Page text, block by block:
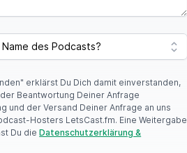
erklärst Du Dich damit einverstanden,
Beantwortung Deiner Anfrage
und der Versand Deiner Anfrage an uns
Hosters LetsCast.fm. Eine Weitergabe
Du dieDatenschutzerklärung &